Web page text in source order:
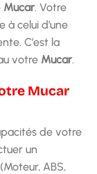
Mucar. Votre
à celui d’une
C’est la
votre Mucar.
Mucar
de votre
un
ABS,